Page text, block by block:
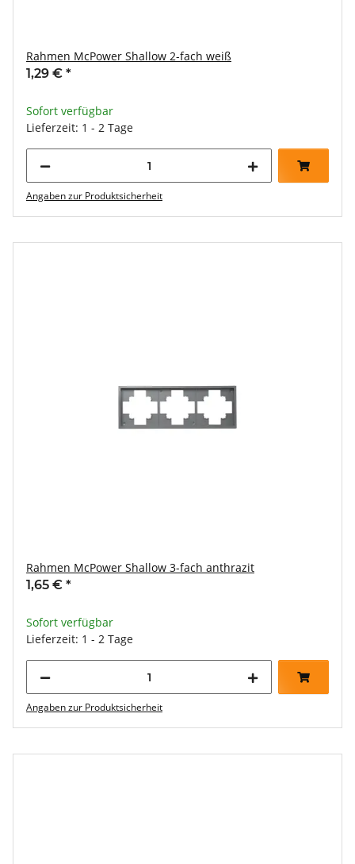
Rahmen McPower Shallow 2-fach weiß
1,29 € *
Sofort verfügbar
Lieferzeit: 1 - 2 Tage
Angaben zur Produktsicherheit
Rahmen McPower Shallow 3-fach anthrazit
1,65 € *
Sofort verfügbar
Lieferzeit: 1 - 2 Tage
Angaben zur Produktsicherheit